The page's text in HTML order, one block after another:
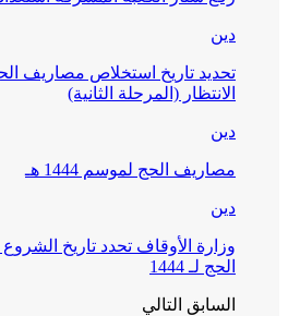
دين
تحديد تاريخ استخلاص مصاريف
الانتظار (المرحلة الثانية)
دين
مصاريف الحج لموسم 1444 هـ
دين
وزارة الأوقاف تحدد تاريخ
الحج لـ 1444
السابق التالي